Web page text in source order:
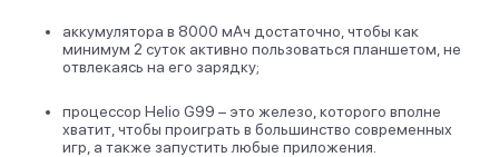
аккумулятора в 8000 мАч достаточно, чтобы как
минимум 2 суток активно пользоваться планшетом, не
отвлекаясь на его зарядку;
процессор Helio G99 – это железо, которого вполне
хватит, чтобы проиграть в большинство современных
игр, а также запустить любые приложения.